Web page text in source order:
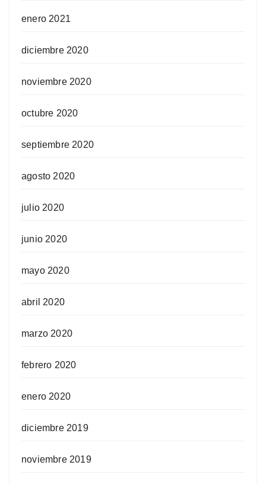
enero 2021
diciembre 2020
noviembre 2020
octubre 2020
septiembre 2020
agosto 2020
julio 2020
junio 2020
mayo 2020
abril 2020
marzo 2020
febrero 2020
enero 2020
diciembre 2019
noviembre 2019